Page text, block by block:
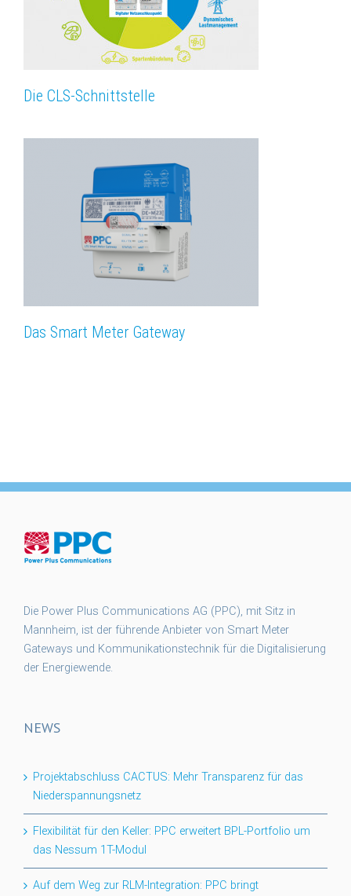
Die CLS-Schnittstelle
Das Smart Meter Gateway
Die Power Plus Communications AG (PPC), mit Sitz in
Mannheim, ist der führende Anbieter von Smart Meter
Gateways und Kommunikationstechnik für die Digitalisierung
der Energiewende.
NEWS
Projektabschluss CACTUS: Mehr Transparenz für das
Niederspannungsnetz
Flexibilität für den Keller: PPC erweitert BPL-Portfolio um
das Nessum 1T-Modul
Auf dem Weg zur RLM-Integration: PPC bringt